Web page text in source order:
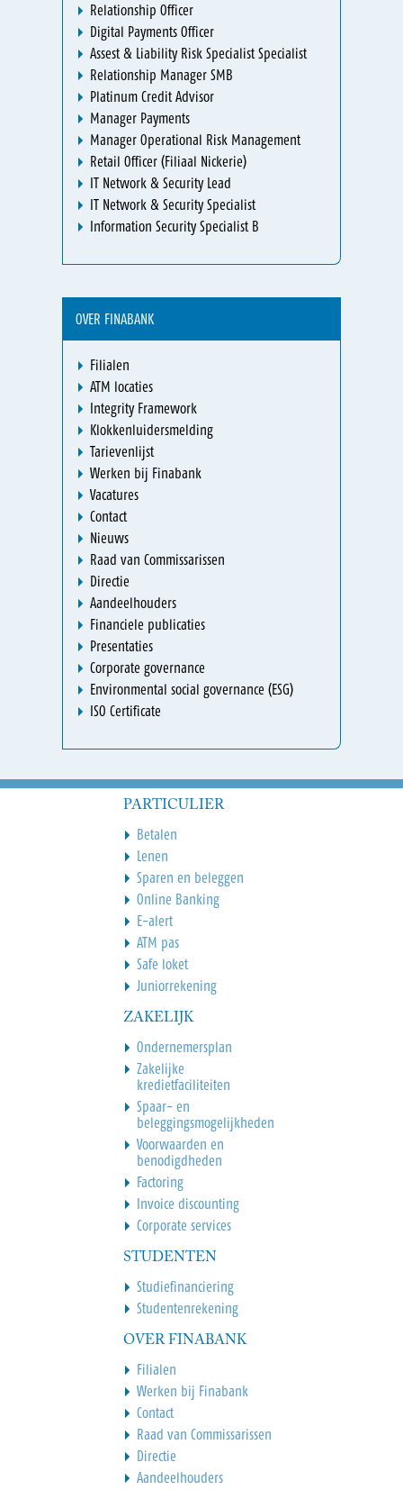
Relationship Officer
Digital Payments Officer
Assest & Liability Risk Specialist Specialist
Relationship Manager SMB
Platinum Credit Advisor
Manager Payments
Manager Operational Risk Management
Retail Officer (Filiaal Nickerie)
IT Network & Security Lead
IT Network & Security Specialist
Information Security Specialist B
OVER FINABANK
Filialen
ATM locaties
Integrity Framework
Klokkenluidersmelding
Tarievenlijst
Werken bij Finabank
Vacatures
Contact
Nieuws
Raad van Commissarissen
Directie
Aandeelhouders
Financiele publicaties
Presentaties
Corporate governance
Environmental social governance (ESG)
ISO Certificate
PARTICULIER
Betalen
Lenen
Sparen en beleggen
Online Banking
E-alert
ATM pas
Safe loket
Juniorrekening
ZAKELIJK
Ondernemersplan
Zakelijke
kredietfaciliteiten
Spaar- en
beleggingsmogelijkheden
Voorwaarden en
benodigdheden
Factoring
Invoice discounting
Corporate services
STUDENTEN
Studiefinanciering
Studentenrekening
OVER FINABANK
Filialen
Werken bij Finabank
Contact
Raad van Commissarissen
Directie
Aandeelhouders